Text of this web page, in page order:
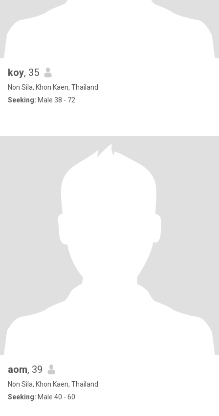
koy, 35
Non Sila, Khon Kaen, Thailand
Seeking: Male 38 - 72
aom, 39
Non Sila, Khon Kaen, Thailand
Seeking: Male 40 - 60